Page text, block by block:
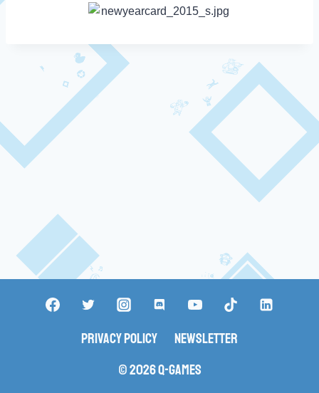
Privacy Policy
Newsletter
© 2026 Q-Games